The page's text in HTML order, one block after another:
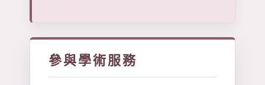
參與學術服務